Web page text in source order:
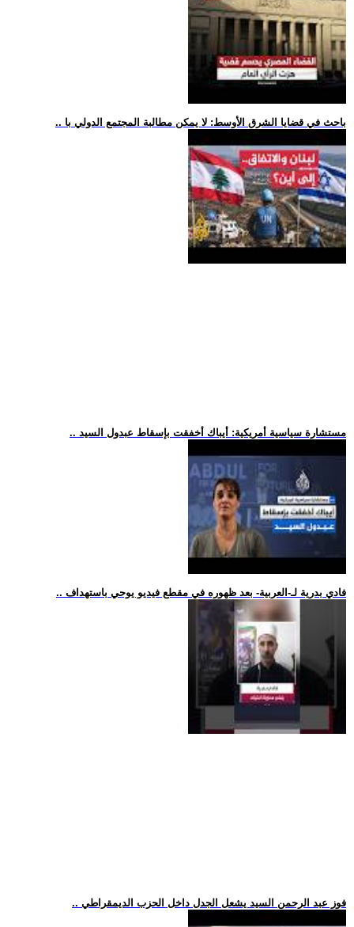
.. باحث في قضايا الشرق الأوسط: لا يمكن مطالبة المجتمع الدولي با
.. مستشارة سياسية أمريكية: أيباك أخفقت بإسقاط عبدول السيد
.. فادي بدرية لـ-العربية- بعد ظهوره في مقطع فيديو يوحي باستهداف
.. فوز عبد الرحمن السيد يشعل الجدل داخل الحزب الديمقراطي